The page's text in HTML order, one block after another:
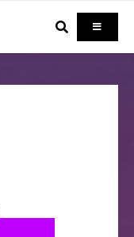
Toggle